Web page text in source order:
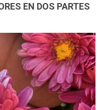
EN DOS PARTES